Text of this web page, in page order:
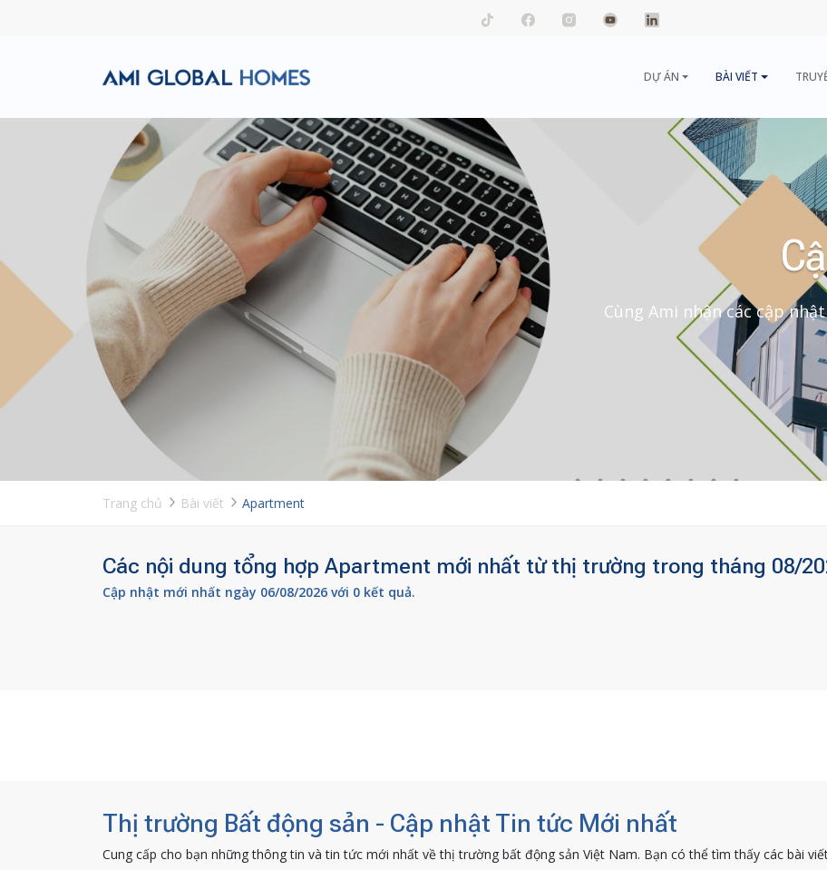
DỰ ÁN BÀI VIẾT
Cùng Ami nhận các cập
Trang chủ Bài viết Apartment
Các nội dung tổng hợp Apartment mới nhất từ thị trường trong tháng 08/
Cập nhật mới nhất ngày 06/08/2026 với 0 kết quả.
Thị trường Bất động sản - Cập nhật Tin tức Mới nhất
Cung cấp cho bạn những thông tin và tin tức mới nhất về thị trường bất động sản Việt Nam. Bạn có thể tìm thấy các bài